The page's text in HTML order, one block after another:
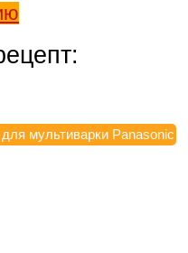
мультиварки Panasonic